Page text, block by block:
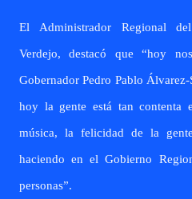
El Administrador Regional
Verdejo, destacó que “hoy
Gobernador Pedro Pablo
hoy la gente está tan contenta
música, la felicidad de la
haciendo en el Gobierno
personas”.